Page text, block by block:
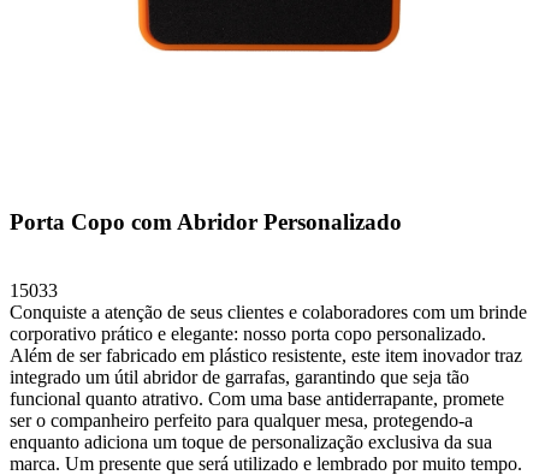
Porta Copo com Abridor Personalizado
15033
Conquiste a atenção de seus clientes e colaboradores com um brinde
corporativo prático e elegante: nosso porta copo personalizado.
Além de ser fabricado em plástico resistente, este item inovador traz
integrado um útil abridor de garrafas, garantindo que seja tão
funcional quanto atrativo. Com uma base antiderrapante, promete
ser o companheiro perfeito para qualquer mesa, protegendo-a
enquanto adiciona um toque de personalização exclusiva da sua
marca. Um presente que será utilizado e lembrado por muito tempo.